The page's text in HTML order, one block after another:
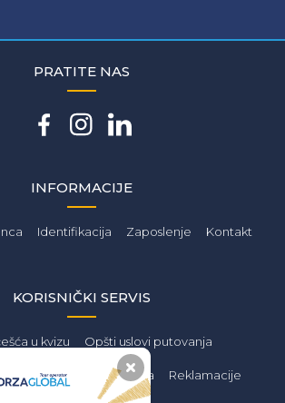
INFORMACIJE
Identifikacija Zaposlenje Kontakt
KORISNIČKI SERVIS
u kvizu Opšti uslovi putovanja
Zaštita podataka Reklamacije
PRATITE NAS